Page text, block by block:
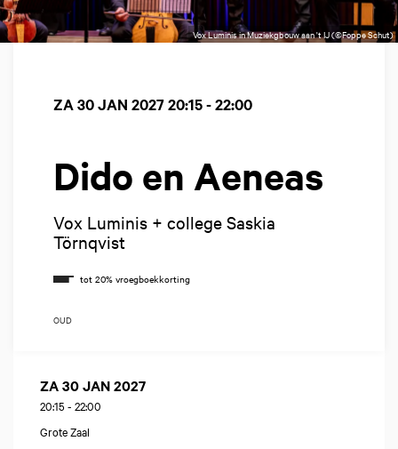
Vox Luminis in Muziekgbouw aan 't IJ (©Foppe Schut)
Dido en Aeneas
Vox Luminis + college Saskia
Törnqvist
ZA 30 JAN 202720:15 - 22:00
OUD
ZA 30 JAN 2027
20:15 - 22:00
Grote Zaal